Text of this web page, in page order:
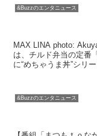
&Buzzのエンタニュース
MAX LINA photo:
は、チルド弁当の定番
に“めちゃうま丼”シリ
&Buzzのエンタニュース